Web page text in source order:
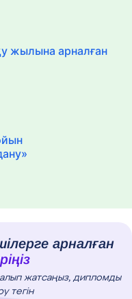
жылына арналған
арналған
алып жатсаңыз, дипломды
тегін